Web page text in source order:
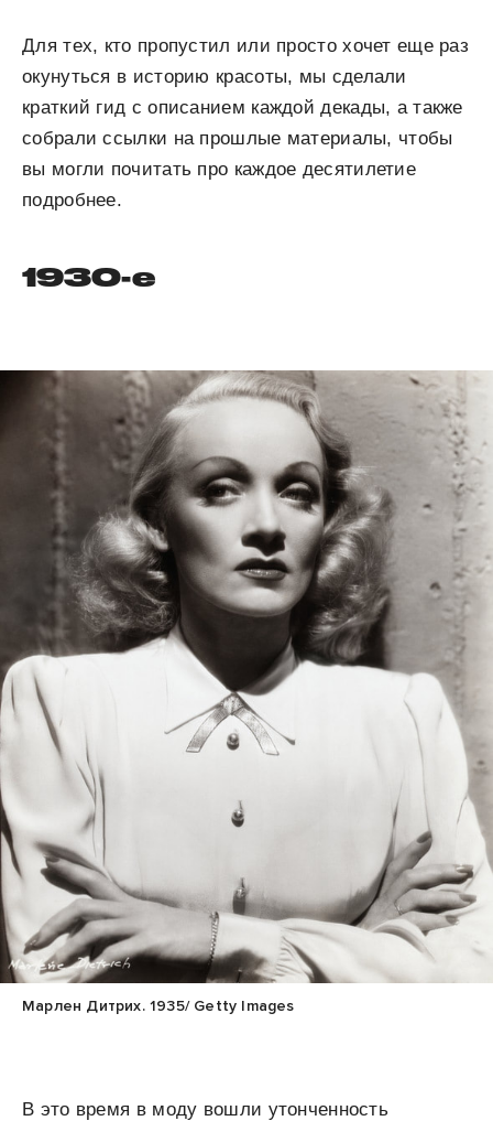
Для тех, кто пропустил или просто хочет еще раз
окунуться в историю красоты, мы сделали
краткий гид с описанием каждой декады, а также
собрали ссылки на прошлые материалы, чтобы
вы могли почитать про каждое десятилетие
подробнее.
1930-е
Марлен Дитрих. 1935/ Getty Images
В это время в моду вошли утонченность